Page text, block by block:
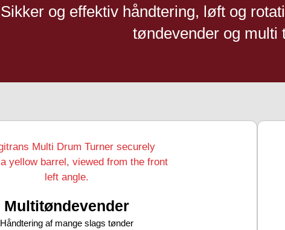
Sikker og effektiv håndtering, løft og
tøndevender og multi
Multitøndevender
Håndtering af mange slags tønder